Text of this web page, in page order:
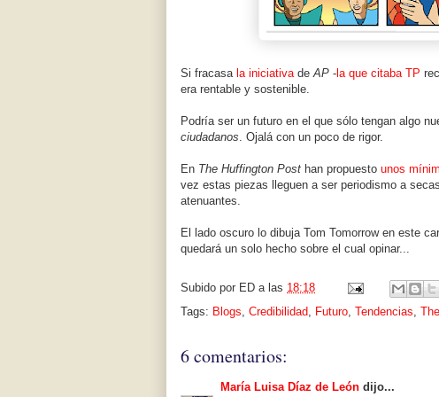
Si fracasa la iniciativadeAP - la que citaba TP
era rentable y sostenible.
Podría ser un futuro en el que sólo tengan algo
ciudadanos. Ojalá con un poco de rigor.
En The Huffington Post han propuesto unos
vez estas piezas lleguen a ser periodismo a
atenuantes.
El lado oscuro lo dibuja Tom Tomorrow en este
quedará un solo hecho sobre el cual opinar...
Subido por ED a las 18:18
Tags: Blogs, Credibilidad, Futuro, Tendencias,
6 comentarios:
María Luisa Díaz de León dijo...